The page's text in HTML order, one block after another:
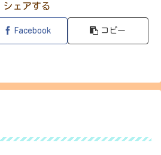
シェアする
Facebook コピー